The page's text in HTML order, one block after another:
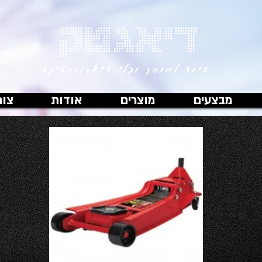
ציוד למוסך וכלי דיאגנוסטיקה
דיאגטק
מבצעים מוצרים אודות